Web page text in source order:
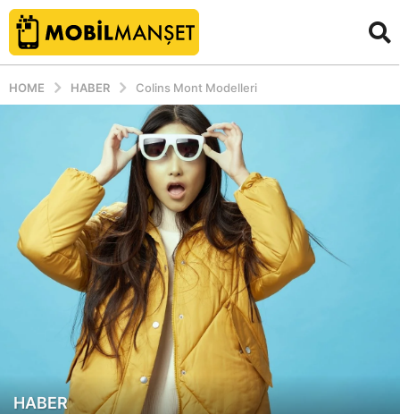
HOME HABER Colins Mont Modelleri
4
HABER